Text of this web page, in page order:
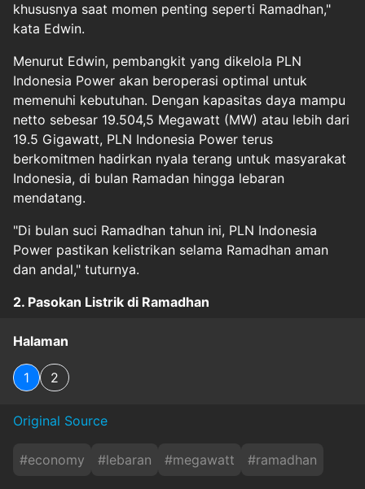
khususnya saat momen penting seperti Ramadhan,"
kata Edwin.
Menurut Edwin, pembangkit yang dikelola PLN
Indonesia Power akan beroperasi optimal untuk
memenuhi kebutuhan. Dengan kapasitas daya mampu
netto sebesar 19.504,5 Megawatt (MW) atau lebih dari
19.5 Gigawatt, PLN Indonesia Power terus
berkomitmen hadirkan nyala terang untuk masyarakat
Indonesia, di bulan Ramadan hingga lebaran
mendatang.
"Di bulan suci Ramadhan tahun ini, PLN Indonesia
Power pastikan kelistrikan selama Ramadhan aman
dan andal," tuturnya.
2. Pasokan Listrik di Ramadhan
Halaman
1 2
Original Source
#economy #lebaran #megawatt #ramadhan